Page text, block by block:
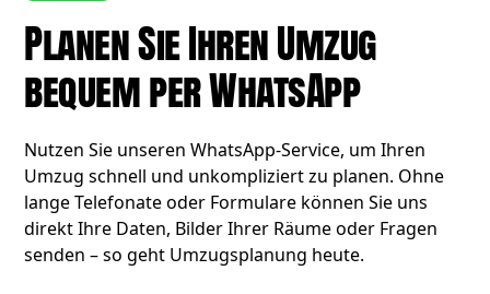
Planen Sie Ihren Umzug
bequem per WhatsApp
Nutzen Sie unseren WhatsApp-Service, um Ihren
Umzug schnell und unkompliziert zu planen. Ohne
lange Telefonate oder Formulare können Sie uns
direkt Ihre Daten, Bilder Ihrer Räume oder Fragen
senden – so geht Umzugsplanung heute.